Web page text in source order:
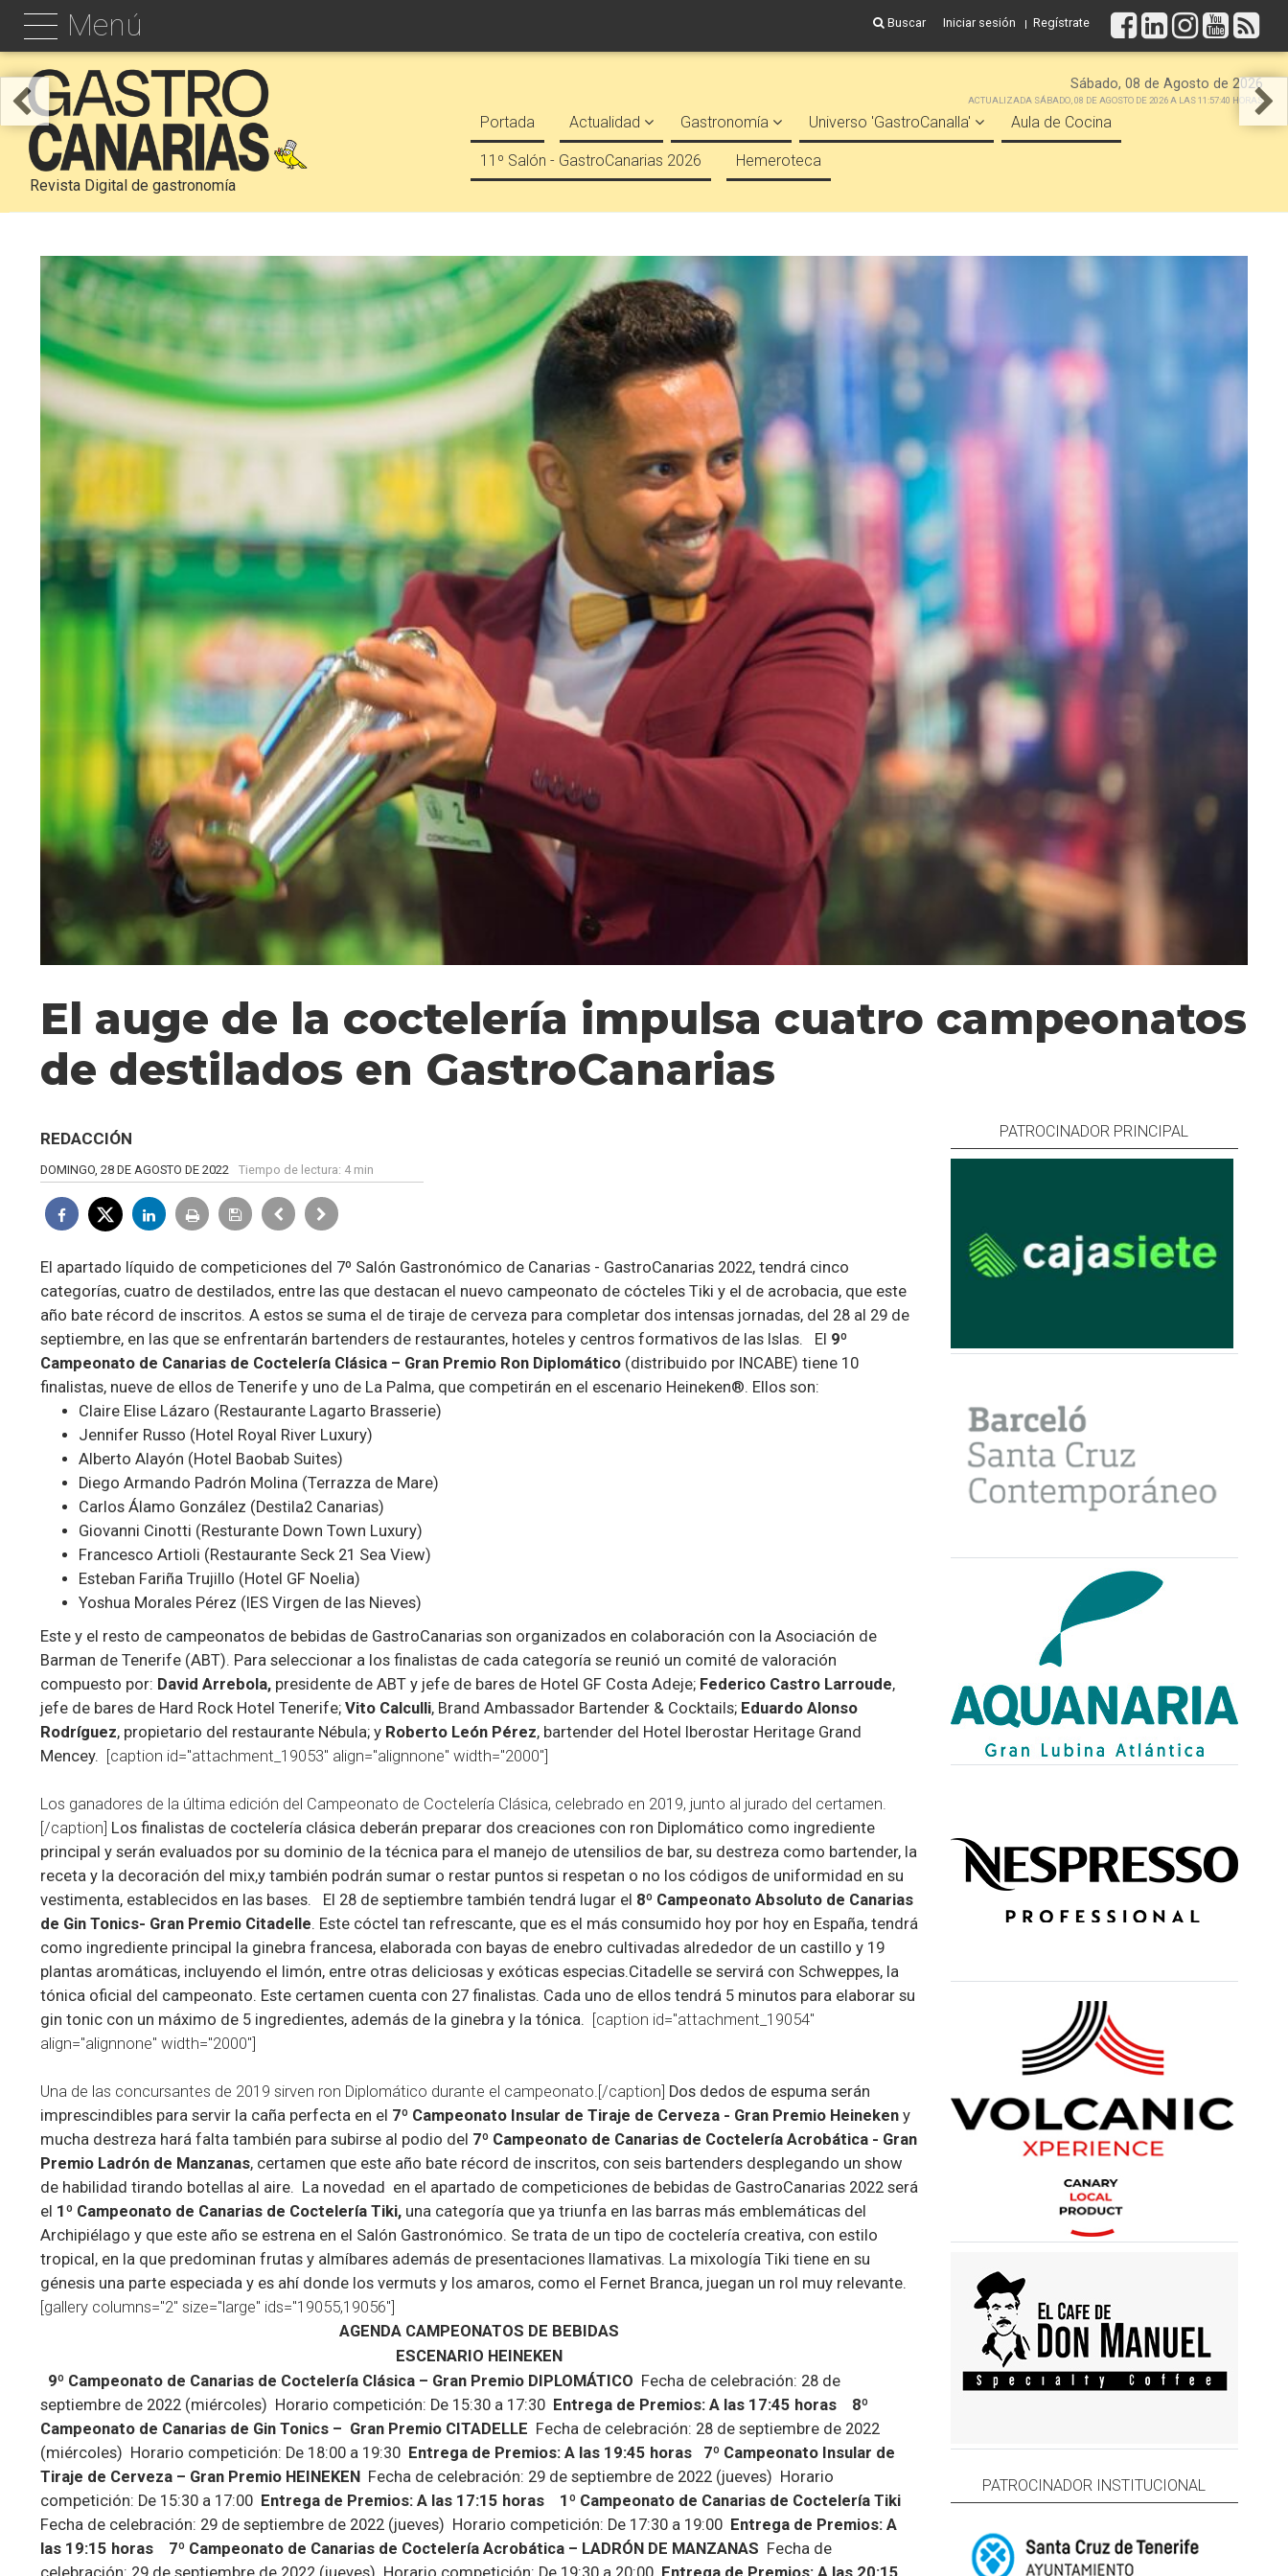
Menú Buscar Iniciar sesión Regístrate
Revista Digital de gastronomía
Sábado, 08 de Agosto de 2026
ACTUALIZADA SÁBADO, 08 DE AGOSTO DE 2026 A LAS 11:57:40 HORAS
Portada Actualidad Gastronomía Universo 'GastroCanalla' Aula de Cocina
11º Salón - GastroCanarias 2026 Hemeroteca
El auge de la coctelería impulsa cuatro campeonatos
de destilados en GastroCanarias
REDACCIÓN
DOMINGO, 28 DE AGOSTO DE 2022 Tiempo de lectura: 4 min
El apartado líquido de competiciones del 7º Salón Gastronómico de Canarias - GastroCanarias 2022, tendrá cinco
categorías, cuatro de destilados, entre las que destacan el nuevo campeonato de cócteles Tiki y el de acrobacia, que este
año bate récord de inscritos. A estos se suma el de tiraje de cerveza para completar dos intensas jornadas, del 28 al 29 de
septiembre, en las que se enfrentarán bartenders de restaurantes, hoteles y centros formativos de las Islas.
El 9º
Campeonato de Canarias de Coctelería Clásica – Gran Premio Ron Diplomático (distribuido por INCABE) tiene 10
finalistas, nueve de ellos de Tenerife y uno de La Palma, que competirán en el escenario Heineken®. Ellos son:
Claire Elise Lázaro (Restaurante Lagarto Brasserie)
Jennifer Russo (Hotel Royal River Luxury)
Alberto Alayón (Hotel Baobab Suites)
Diego Armando Padrón Molina (Terrazza de Mare)
Carlos Álamo González (Destila2 Canarias)
Giovanni Cinotti (Resturante Down Town Luxury)
Francesco Artioli (Restaurante Seck 21 Sea View)
Esteban Fariña Trujillo (Hotel GF Noelia)
Yoshua Morales Pérez (IES Virgen de las Nieves)
Este y el resto de campeonatos de bebidas de GastroCanarias son organizados en colaboración con la Asociación de
Barman de Tenerife (ABT). Para seleccionar a los finalistas de cada categoría se reunió un comité de valoración
compuesto por: David Arrebola, presidente de ABT y jefe de bares de Hotel GF Costa Adeje; Federico Castro Larroude,
jefe de bares de Hard Rock Hotel Tenerife; Vito Calculli, Brand Ambassador Bartender & Cocktails; Eduardo Alonso
Rodríguez, propietario del restaurante Nébula; y Roberto León Pérez, bartender del Hotel Iberostar Heritage Grand
Mencey.
[caption id="attachment_19053" align="alignnone" width="2000"]
Los ganadores de la última edición del Campeonato de Coctelería Clásica, celebrado en 2019, junto al jurado del certamen.
[/caption] Los finalistas de coctelería clásica deberán preparar dos creaciones con ron Diplomático como ingrediente
principal y serán evaluados por su dominio de la técnica para el manejo de utensilios de bar, su destreza como bartender, la
receta y la decoración del mix,y también podrán sumar o restar puntos si respetan o no los códigos de uniformidad en su
vestimenta, establecidos en las bases.
El 28 de septiembre también tendrá lugar el 8º Campeonato Absoluto de Canarias
de Gin Tonics- Gran Premio Citadelle. Este cóctel tan refrescante, que es el más consumido hoy por hoy en España, tendrá
como ingrediente principal la ginebra francesa, elaborada con bayas de enebro cultivadas alrededor de un castillo y 19
plantas aromáticas, incluyendo el limón, entre otras deliciosas y exóticas especias.Citadelle se servirá con Schweppes, la
tónica oficial del campeonato. Este certamen cuenta con 27 finalistas. Cada uno de ellos tendrá 5 minutos para elaborar su
gin tonic con un máximo de 5 ingredientes, además de la ginebra y la tónica.
[caption id="attachment_19054"
align="alignnone" width="2000"]
Una de las concursantes de 2019 sirven ron Diplomático durante el campeonato.[/caption] Dos dedos de espuma serán
imprescindibles para servir la caña perfecta en el 7º Campeonato Insular de Tiraje de Cerveza - Gran Premio Heineken y
mucha destreza hará falta también para subirse al podio del 7º Campeonato de Canarias de Coctelería Acrobática - Gran
Premio Ladrón de Manzanas, certamen que este año bate récord de inscritos, con seis bartenders desplegando un show
de habilidad tirando botellas al aire. La novedad en el apartado de competiciones de bebidas de GastroCanarias 2022 será
el 1º Campeonato de Canarias de Coctelería Tiki, una categoría que ya triunfa en las barras más emblemáticas del
Archipiélago y que este año se estrena en el Salón Gastronómico. Se trata de un tipo de coctelería creativa, con estilo
tropical, en la que predominan frutas y almíbares además de presentaciones llamativas. La mixología Tiki tiene en su
génesis una parte especiada y es ahí donde los vermuts y los amaros, como el Fernet Branca, juegan un rol muy relevante.
[gallery columns="2" size="large" ids="19055,19056"]
AGENDA CAMPEONATOS DE BEBIDAS
ESCENARIO HEINEKEN
9º Campeonato de Canarias de Coctelería Clásica – Gran Premio DIPLOMÁTICO Fecha de celebración: 28 de
septiembre de 2022 (miércoles) Horario competición: De 15:30 a 17:30 Entrega de Premios: A las 17:45 horas
8º
Campeonato de Canarias de Gin Tonics – Gran Premio CITADELLE Fecha de celebración: 28 de septiembre de 2022
(miércoles) Horario competición: De 18:00 a 19:30 Entrega de Premios: A las 19:45 horas
7º Campeonato Insular de
Tiraje de Cerveza – Gran Premio HEINEKEN
Fecha de celebración: 29 de septiembre de 2022 (jueves) Horario
competición: De 15:30 a 17:00 Entrega de Premios: A las 17:15 horas
1º Campeonato de Canarias de Coctelería Tiki
Fecha de celebración: 29 de septiembre de 2022 (jueves) Horario competición: De 17:30 a 19:00 Entrega de Premios: A
las 19:15 horas
7º Campeonato de Canarias de Coctelería Acrobática – LADRÓN DE MANZANAS Fecha de
PATROCINADOR PRINCIPAL
PATROCINADOR INSTITUCIONAL